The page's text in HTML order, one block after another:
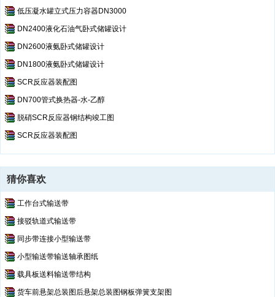
低压凝水罐立式压力容器DN3000
DN2400液化石油气卧式储罐设计
DN2600液氨卧式储罐设计
DN1800液氨卧式储罐设计
SCR反应器装配图
DN700管式换热器-水-乙醇
脱硝SCR反应器钢结构竣工图
SCR反应器装配图
猜你喜欢
工作台式输送带
接驳轨道式输送带
同步带连接小型输送带
小型输送带输送轴承图纸
载具板送料输送带结构
货车前悬架总装图后悬架总装图钢板弹簧支架图